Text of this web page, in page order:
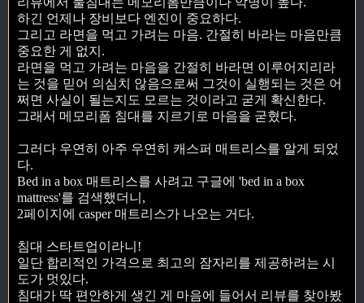
하긴 언제나 장비보다 엔진이 중요하다.
그리고 라면을 먹고 가려는 마음. 간절히 바라는 마음만큼
중요한 게 없지.
라면을 먹고 가려는 마음을 간절히 바라면 이루어지리라
는 것을 믿어 의심치 않음으로써 그것이 실행되는 것은 어
쩌면 사실이 될는지도 모르는 것이라고 굳게 확신한다.
그래서 메모리폼 침대를 지르기로 마음을 굳혔다.
그러다 우연히 아주 우연히 캐스퍼 매트리스를 알게 되었
다.
Bed in a box 매트리스를 사려고 구글에 'bed in a box
mattress'를 검색했더니,
2페이지에 casper 매트리스가 나오는 거다.
침대 스타트업이라니!
일단 합리적인 가격으로 최고의 잠자리를 제공하려는 시
도가 멋있다.
침대가 딱 편안하게 생긴 게 마음에 들어서 리뷰를 찾아봤